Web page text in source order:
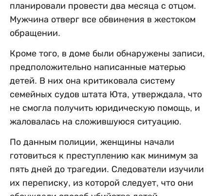
планировали провести два месяца с отцом.
Мужчина отверг все обвинения в жестоком
обращении.
Кроме того, в доме были обнаружены записи,
предположительно написанные матерью
детей. В них она критиковала систему
семейных судов штата Юта, утверждала, что
не смогла получить юридическую помощь, и
жаловалась на сложившуюся ситуацию.
По данным полиции, женщины начали
готовиться к преступлению как минимум за
пять дней до трагедии. Следователи изучили
их переписку, из которой следует, что они